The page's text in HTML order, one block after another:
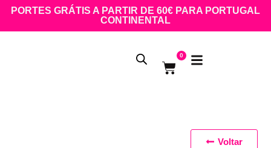
PORTES GRÁTIS A PARTIR DE 60€ PARA PORTUGAL
CONTINENTAL
0
Voltar